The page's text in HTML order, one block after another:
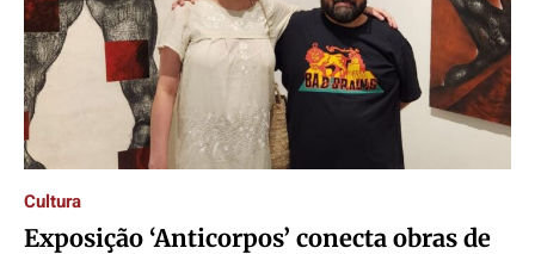
Cultura
Exposição ‘Anticorpos’ conecta obras de